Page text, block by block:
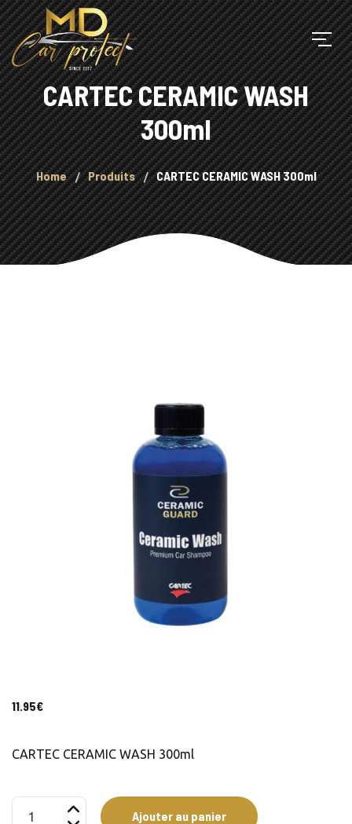
CARTEC CERAMIC WASH
300ml
Home Produits CARTEC CERAMIC WASH 300ml
11.95€
CARTEC CERAMIC WASH 300ml
Ajouter au panier